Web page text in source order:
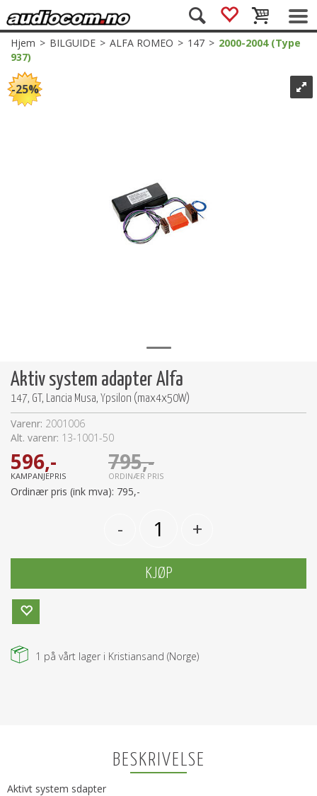
Hjem>BILGUIDE>ALFA ROMEO>147>2000-2004 (Type
937)
25%
Aktiv system adapter Alfa
147, GT, Lancia Musa, Ypsilon (max4x50W)
Varenr: 2001006
Alt. varenr: 13-1001-50
596,-
KAMPANJEPRIS
795,-
ORDINÆR PRIS
Ordinær pris (ink mva): 795,-
- +
KJØP
1 på vårt lager i Kristiansand (Norge)
BESKRIVELSE
Aktivt system sdapter